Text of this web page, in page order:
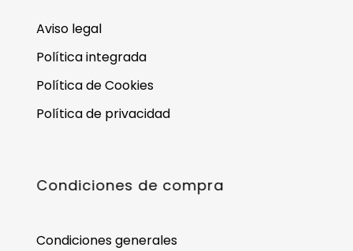
Aviso legal
Política integrada
Política de Cookies
Política de privacidad
Condiciones de compra
Condiciones generales